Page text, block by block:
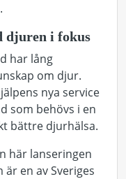
djuren i fokus
har lång
om djur.
nya service
som behövs i en
bättre djurhälsa.
här lanseringen
en av Sveriges